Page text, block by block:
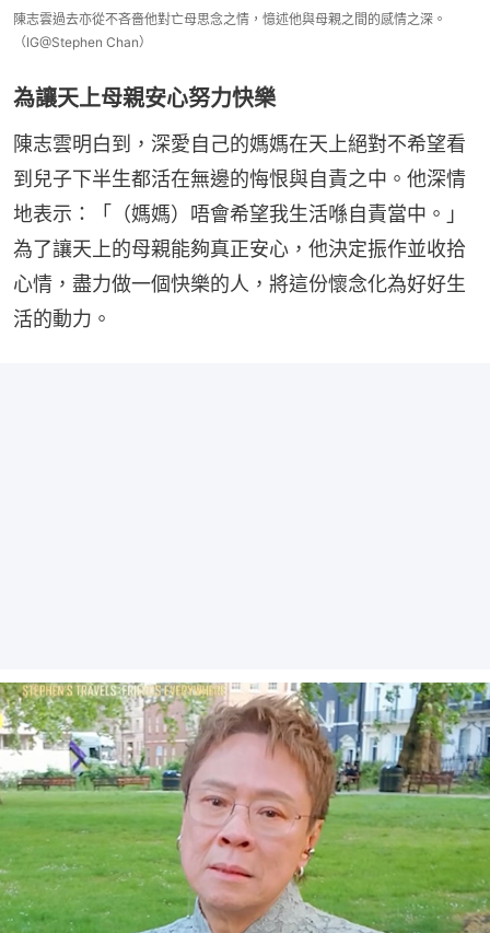
陳志雲過去亦從不吝嗇他對亡母思念之情，憶述他與母親之間的感情之深。
（IG@Stephen Chan）
為讓天上母親安心努力快樂
陳志雲明白到，深愛自己的媽媽在天上絕對不希望看
到兒子下半生都活在無邊的悔恨與自責之中。他深情
地表示：「（媽媽）唔會希望我生活喺自責當中。」
為了讓天上的母親能夠真正安心，他決定振作並收拾
心情，盡力做一個快樂的人，將這份懷念化為好好生
活的動力。